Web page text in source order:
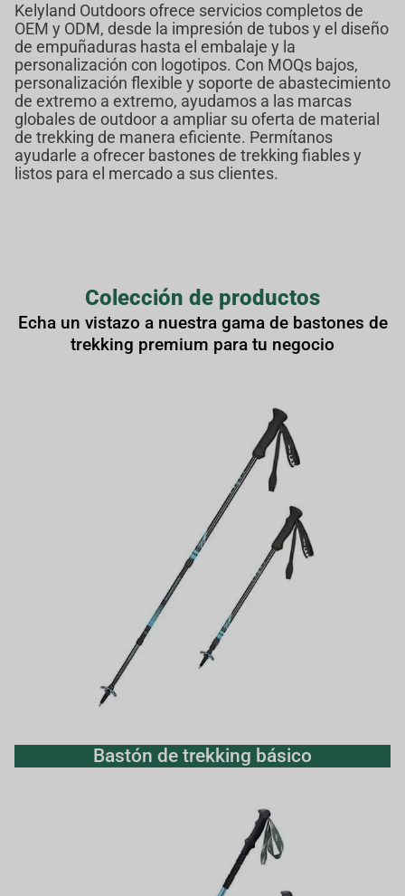
Kelyland Outdoors ofrece servicios completos de
OEM y ODM, desde la impresión de tubos y el diseño
de empuñaduras hasta el embalaje y la
personalización con logotipos. Con MOQs bajos,
personalización flexible y soporte de abastecimiento
de extremo a extremo, ayudamos a las marcas
globales de outdoor a ampliar su oferta de material
de trekking de manera eficiente. Permítanos
ayudarle a ofrecer bastones de trekking fiables y
listos para el mercado a sus clientes.
Colección de productos
Echa un vistazo a nuestra gama de bastones de
trekking premium para tu negocio
Bastón de trekking básico